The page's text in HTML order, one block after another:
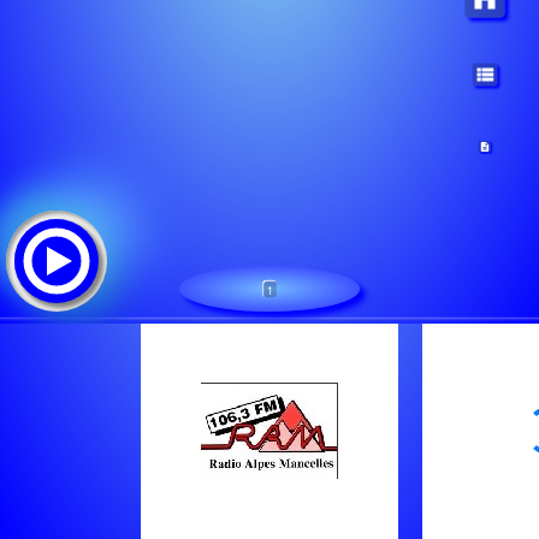
Lista de canciones:
1